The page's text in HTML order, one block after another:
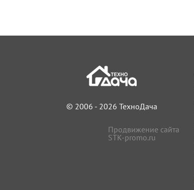
© 2006 - 2026 ТехноДача
Продвижение сайта
STK-promo.ru